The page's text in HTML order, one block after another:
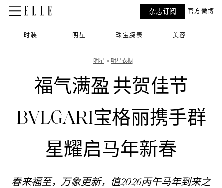
时装 明星 珠宝腕表 美容
杂志订阅 官方微博
明星 明星衣橱
福气满盈 共贺佳节
BVLGARI宝格丽携手群
星耀启马年新春
春来福至，万象更新，值2026丙午马年到来之